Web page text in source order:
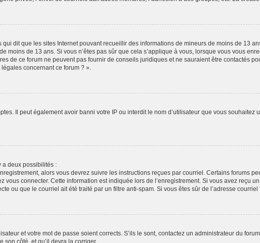
dit que les sites Internet pouvant recueillir des informations de mineurs de moins de 13
moins de 13 ans. Si vous n’êtes pas sûr que cela s’applique à vous, lorsque vous vous
de ce forum ne peuvent pas fournir de conseils juridiques et ne sauraient être contactés
concernant ce forum ? ».
Il peut également avoir banni votre IP ou interdit le nom d’utilisateur que vous souhaitez
a deux possibilités :
alors vous devrez suivre les instructions reçues par courriel. Certains forums
connecter. Cette information est indiquée lors de l’enregistrement. Si vous avez reçu
ou que le courriel ait été traité par un filtre anti-spam. Si vous êtes sûr de l’adresse
et votre mot de passe soient corrects. S’ils le sont, contactez un administrateur du
côté, et qu’il devra la corriger.